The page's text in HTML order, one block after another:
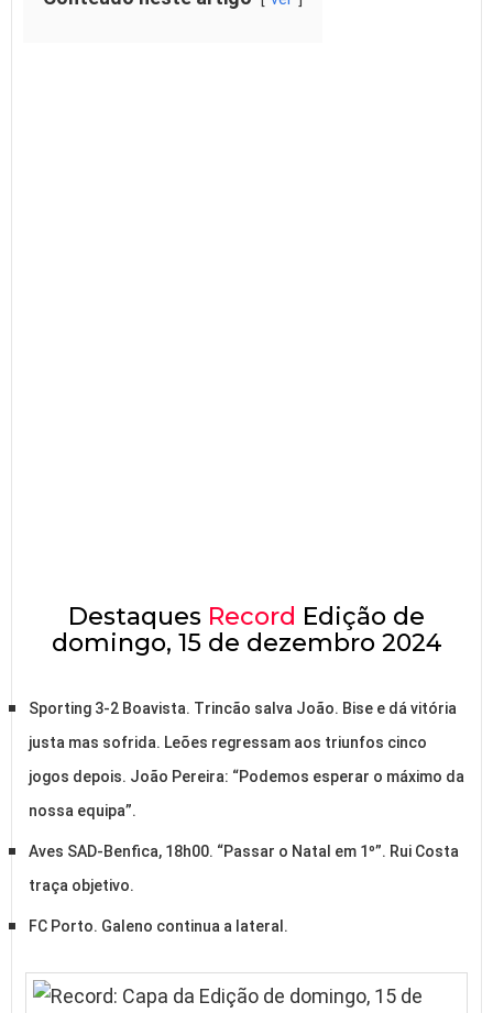
Destaques Record Edição de
domingo, 15 de dezembro 2024
Sporting 3-2 Boavista. Trincão salva João. Bise e dá vitória
justa mas sofrida. Leões regressam aos triunfos cinco
jogos depois. João Pereira: “Podemos esperar o máximo da
nossa equipa”.
Aves SAD-Benfica, 18h00. “Passar o Natal em 1º”. Rui Costa
traça objetivo.
FC Porto. Galeno continua a lateral.